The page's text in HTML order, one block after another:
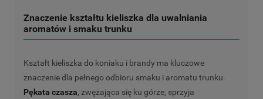
Znaczenie kształtu kieliszka dla uwalniania
aromatów i smaku trunku
Kształt kieliszka do koniaku i brandy ma kluczowe
znaczenie dla pełnego odbioru smaku i aromatu trunku.
Pękata czasza, zwężająca się ku górze, sprzyja